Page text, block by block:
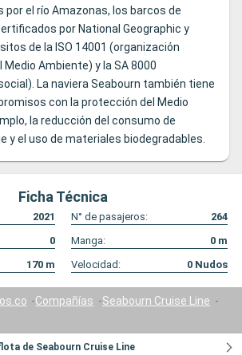
por el río Amazonas, los barcos de
por National Geographic y
de la ISO 14001 (organización
Ambiente) y la SA 8000
La naviera Seabourn también tiene
con la protección del Medio
la reducción del consumo de
y el uso de materiales biodegradables.
Ficha Técnica
2021 N° de pasajeros:
264
0 Manga: 0 m
170 m Velocidad: 0 Nudos
Compañías
Seabourn Cruise Line
de Seabourn Cruise Line